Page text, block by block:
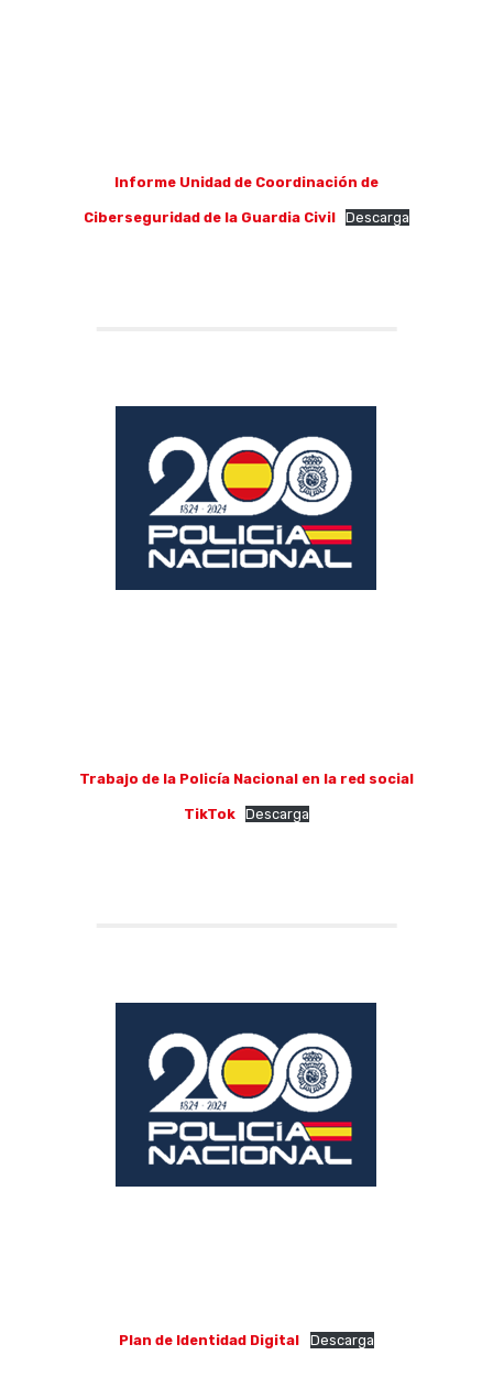
Informe Unidad de Coordinación de
Ciberseguridad de la Guardia Civil Descarga
Trabajo de la Policía Nacional en la red social
TikTok Descarga
Plan de Identidad Digital Descarga